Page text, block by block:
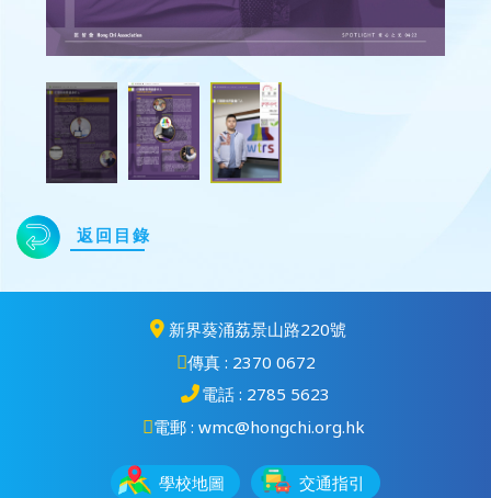
返回目錄
新界葵涌荔景山路220號
傳真 : 2370 0672
電話 : 2785 5623
電郵 : wmc@hongchi.org.hk
學校地圖 交通指引